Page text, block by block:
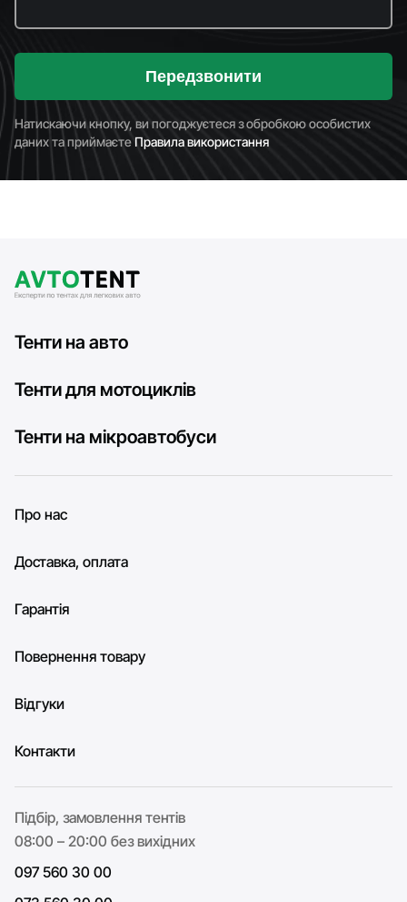
Передзвонити
Натискаючи кнопку, ви погоджуєтеся з обробкою особистих
даних та приймаєтеПравила використання
Тенти на авто
Тенти для мотоциклів
Тенти на мікроавтобуси
Про нас
Доставка, оплата
Гарантія
Повернення товару
Відгуки
Контакти
Підбір, замовлення тентів
08:00 – 20:00 без вихідних
097 560 30 00